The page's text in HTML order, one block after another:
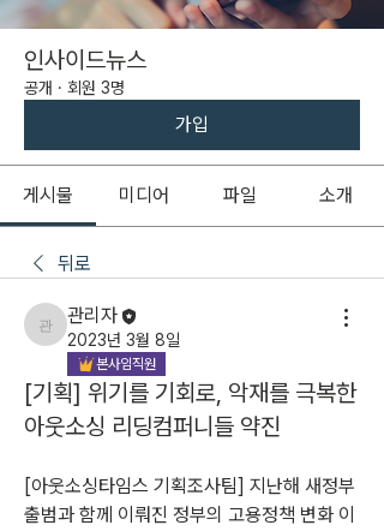
인사이드뉴스
공개 · 회원 3명
가입
게시물 미디어 파일 소개
뒤로
관리자
관리자
2023년 3월 8일
본사임직원
[기획] 위기를 기회로, 악재를 극복한
아웃소싱 리딩컴퍼니들 약진
[아웃소싱타임스 기획조사팀] 지난해 새정부
출범과 함께 이뤄진 정부의 고용정책 변화 이